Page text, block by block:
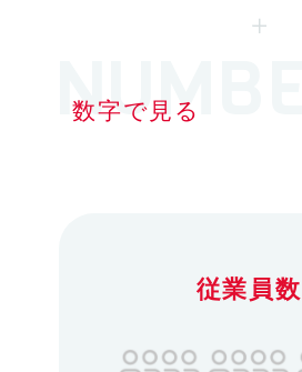
数字で見る
従業員数